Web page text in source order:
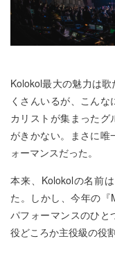
Kolokol最大の魅力は
くさんいるが、こん
カリストが集まったグ
がきかない。まさに唯
ォーマンスだった。
本来、Kolokolの名前
た。しかし、今年の『
パフォーマンスのひと
役どころか主役級の役